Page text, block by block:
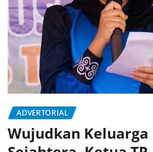
ADVERTORIAL
Wujudkan Keluarga